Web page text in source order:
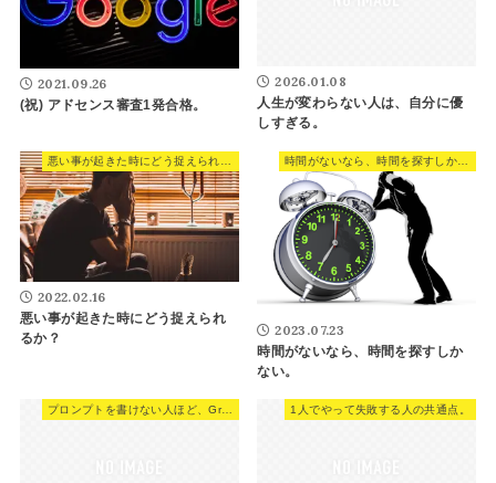
2021.09.26
(祝) アドセンス審査1発合格。
2026.01.08
人生が変わらない人は、自分に優
しすぎる。
悪い事が起きた時にどう捉えられるか？
2022.02.16
悪い事が起きた時にどう捉えられ
るか？
時間がないなら、時間を探すしかない。
2023.07.23
時間がないなら、時間を探すしか
ない。
プロンプトを書けない人ほど、GrokAIを選ぶ理由。 1人でやって失敗する人の共通点。